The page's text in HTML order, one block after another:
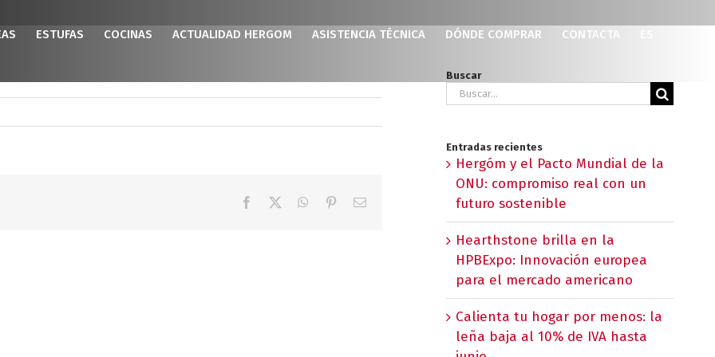
ESTUFAS COCINAS ACTUALIDAD HERGOM ASISTENCIA TÉCNICA DÓNDE COMPRAR CONTACTA
Facebook WhatsApp
PinterestCorreo
Buscar
Buscar:
Entradas recientes
Hergóm y el Pacto Mundial de la
ONU: compromiso real con un
futuro sostenible
Hearthstone brilla en la
HPBExpo: Innovación europea
para el mercado americano
Calienta tu hogar por menos: la
leña baja al 10% de IVA hasta